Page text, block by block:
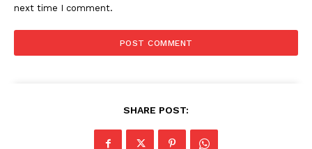
next time I comment.
SHARE POST: